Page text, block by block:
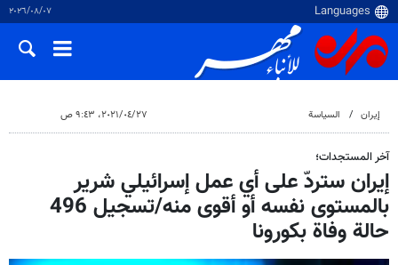
٠٧‏/٠٨‏/٢٠٢٦
إيران السياسة ٢٧‏/٠٤‏/٢٠٢١، ٩:٤٣ ص
آخر المستجدات؛
إيران ستردّ على أي عمل إسرائيلي شرير
بالمستوى نفسه أو أقوى منه/تسجيل 496
حالة وفاة بکورونا